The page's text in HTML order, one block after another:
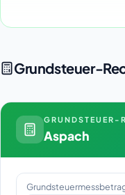
Grundsteuer-
GRUNDSTEUER-
Aspach